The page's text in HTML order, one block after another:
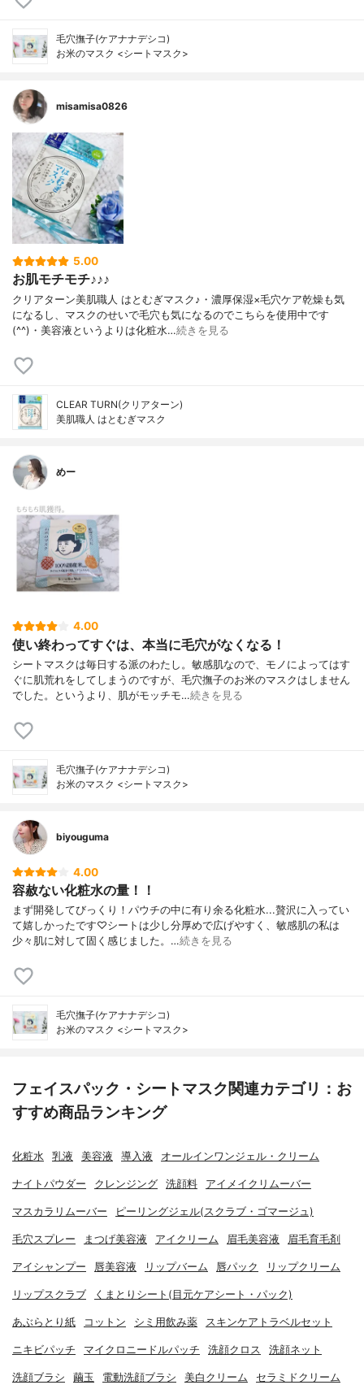
毛穴撫子(ケアナナデシコ)
お米のマスク <シートマスク>
misamisa0826
5.00
お肌モチモチ♪♪♪
クリアターン美肌職人 はとむぎマスク♪・濃厚保湿×毛穴ケア乾燥も気
になるし、マスクのせいで毛穴も気になるのでこちらを使用中です
(^^)・美容液というよりは化粧水…続きを見る
CLEAR TURN(クリアターン)
美肌職人 はとむぎマスク
めー
4.00
使い終わってすぐは、本当に毛穴がなくなる！
シートマスクは毎日する派のわたし。敏感肌なので、モノによってはす
ぐに肌荒れをしてしまうのですが、毛穴撫子のお米のマスクはしません
でした。というより、肌がモッチモ…続きを見る
毛穴撫子(ケアナナデシコ)
お米のマスク <シートマスク>
biyouguma
4.00
容赦ない化粧水の量！！
まず開発してびっくり！パウチの中に有り余る化粧水...贅沢に入ってい
て嬉しかったです♡シートは少し分厚めで広げやすく、敏感肌の私は
少々肌に対して固く感じました。…続きを見る
毛穴撫子(ケアナナデシコ)
お米のマスク <シートマスク>
フェイスパック・シートマスク関連カテゴリ：お
すすめ商品ランキング
化粧水 乳液 美容液 導入液 オールインワンジェル・クリーム
ナイトパウダー クレンジング 洗顔料 アイメイクリムーバー
マスカラリムーバー ピーリングジェル(スクラブ・ゴマージュ)
毛穴スプレー まつげ美容液 アイクリーム 眉毛美容液 眉毛育毛剤
アイシャンプー 唇美容液 リップバーム 唇パック リップクリーム
リップスクラブ くまとりシート(目元ケアシート・パック)
あぶらとり紙 コットン シミ用飲み薬 スキンケアトラベルセット
ニキビパッチ マイクロニードルパッチ 洗顔クロス 洗顔ネット
洗顔ブラシ 繭玉 電動洗顔ブラシ 美白クリーム セラミドクリーム